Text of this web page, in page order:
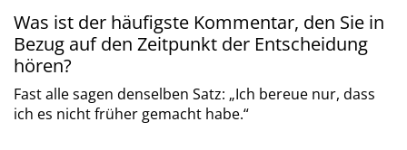
Was ist der häufigste Kommentar, den Sie in
Bezug auf den Zeitpunkt der Entscheidung
hören?
Fast alle sagen denselben Satz: „Ich bereue nur, dass
ich es nicht früher gemacht habe.“